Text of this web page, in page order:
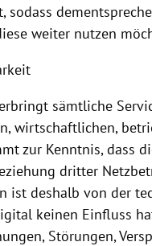
sodass
weiter nutzen
sämtliche
wirtschaftlichen,
zur Kenntnis, dass
dritter
ist deshalb von der
keinen Einfluss
Störungen,